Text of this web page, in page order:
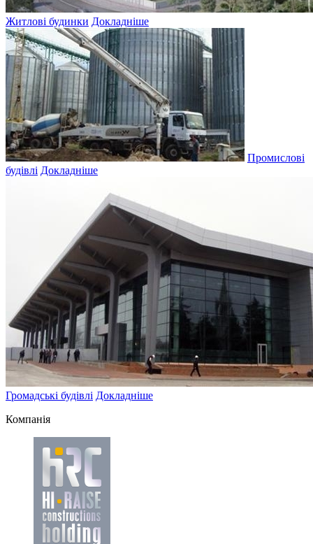
Житлові будинки Докладніше
Промислові
будівлі Докладніше
Громадські будівлі Докладніше
Компанiя